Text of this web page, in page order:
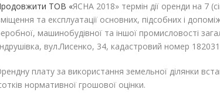
ТОВ «ЯСНА 2018» термін дії оренди на 7
та експлуатації основних, підсобних і
машинобудівної та іншої промисловості
вул.Лисенко, 34, кадастровий номер
плату за використання земельної ділянки
нормативної грошової оцінки.